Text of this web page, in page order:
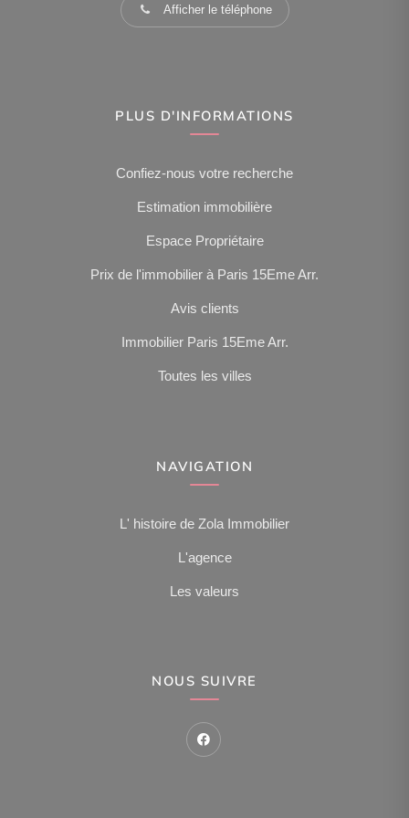
Afficher le téléphone
PLUS D'INFORMATIONS
Confiez-nous votre recherche
Estimation immobilière
Espace Propriétaire
Prix de l'immobilier à Paris 15Eme Arr.
Avis clients
Immobilier Paris 15Eme Arr.
Toutes les villes
NAVIGATION
L' histoire de Zola Immobilier
L'agence
Les valeurs
NOUS SUIVRE